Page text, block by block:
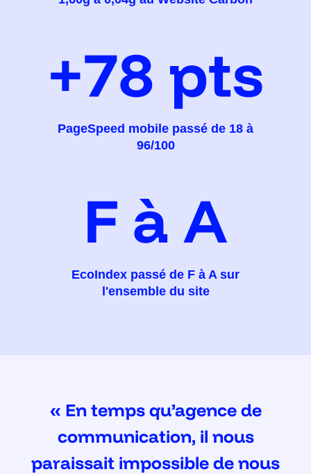
+78 pts
PageSpeed mobile passé de 18 à
96/100
F à A
EcoIndex passé de F à A sur
l'ensemble du site
« En temps qu’agence de
communication, il nous
paraissait impossible de nous